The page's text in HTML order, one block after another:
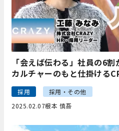
「会えば伝わる」社員の6
カルチャーのもと仕掛ける
採用
採用・その他
2025.02.07根本 慎吾